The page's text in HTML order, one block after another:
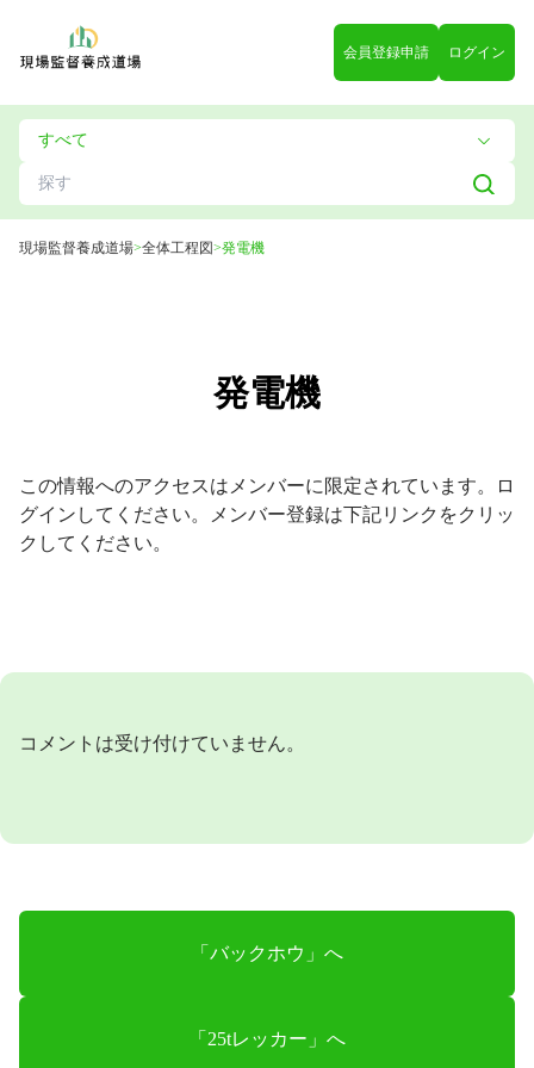
会員登録申請 ログイン
現場監督養成道場>全体工程図>発電機
発電機
この情報へのアクセスはメンバーに限定されています。ロ
グインしてください。メンバー登録は下記リンクをクリッ
クしてください。
コメントは受け付けていません。
「バックホウ」へ
「25tレッカー」へ